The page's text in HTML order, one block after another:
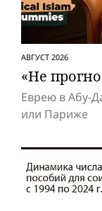
АВГУСТ 2026
«Не
Еврею в Абу-
или Париже